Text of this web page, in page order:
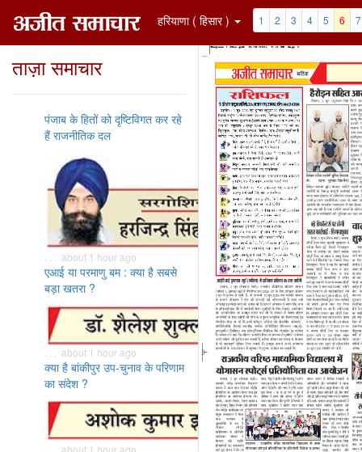
हरियाणा ( हिसार ) 1 2 3 4 5 6 7
ताज़ा समाचार
पंजाब के हितों को दृष्टिविगत कर रहे
हैं राजनीतिक दल
. . . about 1 hour ago
एआई या परमाणु बम : क्या है सबसे
बड़ा खतरा ?
. . . about 1 hour ago
क्या है बांकीपुर उप-चुनाव के परिणाम
का संदेश ?